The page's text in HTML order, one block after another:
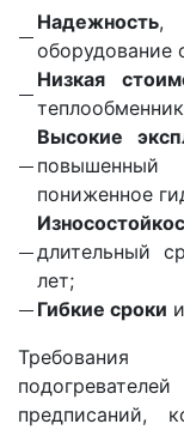
Надежность,
оборудование
Низкая
Высокие
пониженное
длительный
лет;
Гибкие сроки
Требования
предписаний,